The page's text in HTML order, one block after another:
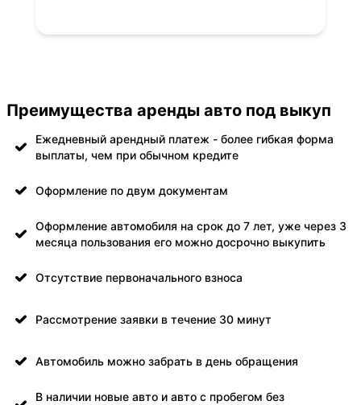
Преимущества аренды авто под выкуп
Ежедневный арендный платеж - более гибкая форма
выплаты, чем при обычном кредите
Оформление по двум документам
Оформление автомобиля на срок до 7 лет, уже через 3
месяца пользования его можно досрочно выкупить
Отсутствие первоначального взноса
Рассмотрение заявки в течение 30 минут
Автомобиль можно забрать в день обращения
В наличии новые авто и авто с пробегом без